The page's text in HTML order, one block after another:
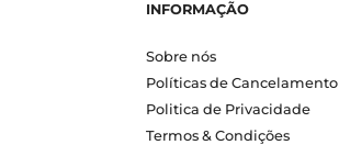
INFORMAÇÃO
Sobre nós
Políticas de Cancelamento
Politica de Privacidade
Termos & Condições